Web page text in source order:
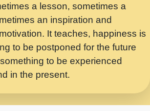
तलब ह नकज कमर Yahi Hasraten
Pravah #bhajan.mp3
बल ल क ज न लग Sadhvi Purnima Ji
नगर दलल #बसर.mp3
पयर ह दख भ मझ पयर ह!छड म कस दत
2021 - तर अखय ह जद भर बहर ज म
a lesson, sometimes a
an inspiration and
It teaches, happiness is
to be postponed for the future
to be experienced
in the present.